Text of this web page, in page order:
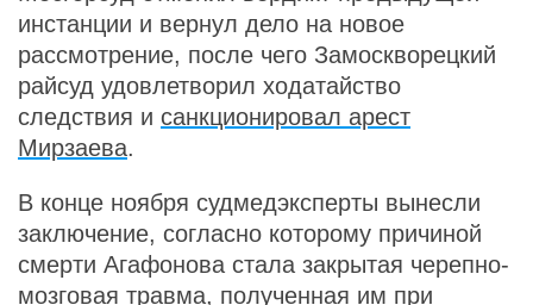
инстанции и вернул дело на новое
рассмотрение, после чего Замоскворецкий
райсуд удовлетворил ходатайство
следствия и санкционировал арест
Мирзаева.
В конце ноября судмедэксперты вынесли
заключение, согласно которому причиной
смерти Агафонова стала закрытая черепно-
мозговая травма, полученная им при